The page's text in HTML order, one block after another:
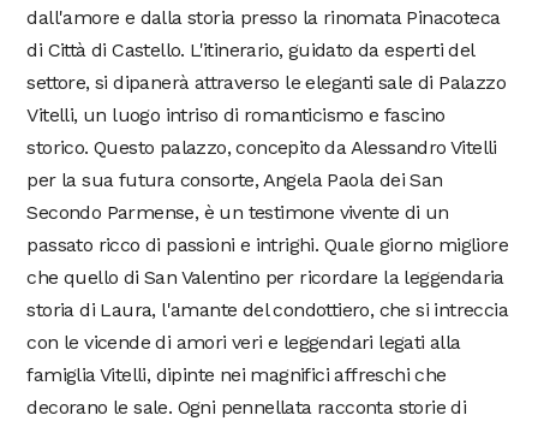
dall'amore e dalla storia presso la rinomata Pinacoteca
di Città di Castello. L'itinerario, guidato da esperti del
settore, si dipanerà attraverso le eleganti sale di Palazzo
Vitelli, un luogo intriso di romanticismo e fascino
storico. Questo palazzo, concepito da Alessandro Vitelli
per la sua futura consorte, Angela Paola dei San
Secondo Parmense, è un testimone vivente di un
passato ricco di passioni e intrighi. Quale giorno migliore
che quello di San Valentino per ricordare la leggendaria
storia di Laura, l'amante del condottiero, che si intreccia
con le vicende di amori veri e leggendari legati alla
famiglia Vitelli, dipinte nei magnifici affreschi che
decorano le sale. Ogni pennellata racconta storie di